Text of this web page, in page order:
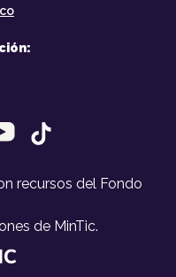
recursos del Fondo
de MinTic.